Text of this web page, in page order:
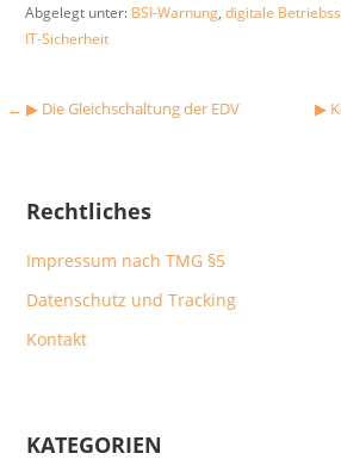
Abgelegt unter: BSI-Warnung, digitale
IT-Sicherheit
Beitragsnavigation
← ▶︎ Die Gleichschaltung der EDV
▶︎
Rechtliches
Impressum nach TMG §5
Datenschutz und Tracking
Kontakt
KATEGORIEN